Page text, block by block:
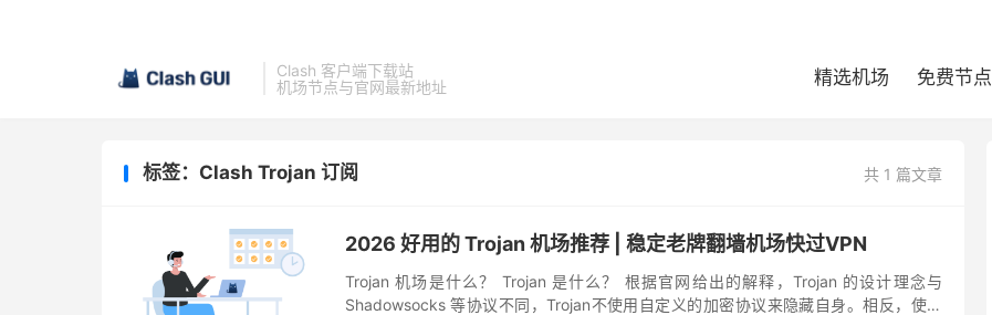
Clash 客户端下载站
机场节点与官网最新地址
精选机场 免费节点
共 1 篇文章
标签：Clash Trojan 订阅
2026 好用的 Trojan 机场推荐 | 稳定老牌翻墙机场快过VPN
Trojan 机场是什么？ Trojan 是什么？ 根据官网给出的解释，Trojan 的设计理念与
Shadowsocks 等协议不同，Trojan不使用自定义的加密协议来隐藏自身。相反，使用